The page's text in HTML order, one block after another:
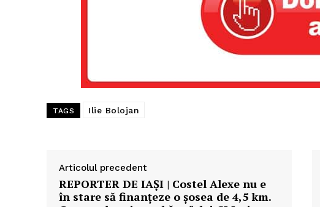
TAGS Ilie Bolojan
Articolul precedent
REPORTER DE IAȘI | Costel Alexe nu e
în stare să finanțeze o șosea de 4,5 km.